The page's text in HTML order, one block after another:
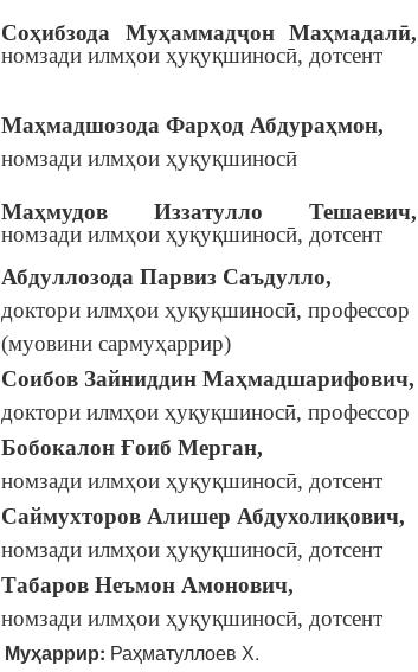
Соҳибзода Муҳаммадҷон Маҳмадалӣ,
номзади илмҳои ҳуқуқшиносӣ, дотсент
Маҳмадшозода Фарҳод Абдураҳмон,
номзади илмҳои ҳуқуқшиносӣ
Маҳмудов Иззатулло Тешаевич,
номзади илмҳои ҳуқуқшиносӣ, дотсент
Абдуллозода Парвиз Саъдулло,
доктори илмҳои ҳуқуқшиносӣ, профессор
(муовини сармуҳаррир)
Соибов Зайниддин Маҳмадшарифович,
доктори илмҳои ҳуқуқшиносӣ, профессор
Бобокалон Ғоиб Мерган,
номзади илмҳои ҳуқуқшиносӣ, дотсент
Саймухторов Алишер Абдухолиқович,
номзади илмҳои ҳуқуқшиносӣ, дотсент
Табаров Неъмон Амонович,
номзади илмҳои ҳуқуқшиносӣ, дотсент
Муҳаррир: Раҳматуллоев Х.